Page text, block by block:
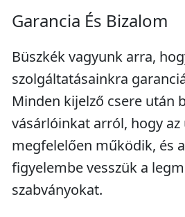
Garancia És Bizalom
Büszkék vagyunk arra,
szolgáltatásainkra
Minden kijelző csere után
vásárlóinkat arról, hogy az
megfelelően működik, és
figyelembe vesszük a
szabványokat.